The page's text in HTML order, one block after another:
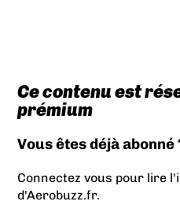
Ce contenu est
prémium
Vous êtes déjà abonné
Connectez vous pour lire
d'Aerobuzz.fr.